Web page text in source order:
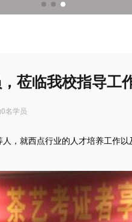
莅临我校指导工
名学员
，就西点行业的人才培养工作以